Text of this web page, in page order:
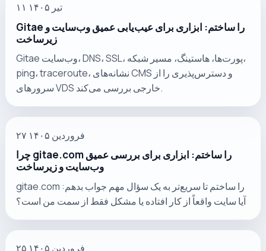
۱۱ تیر ۱۴۰۵
Gitae را ساختم: ابزاری برای عیب‌یابی عمیق وب‌سایت و
زیرساخت
Gitae وب‌سایت، DNS، SSL، پورت‌ها، هاستینگ، مسیر شبکه،
ping، traceroute، نشانه‌های CMS و دسترس‌پذیری را از
سرورهای VDS خارجی بررسی می‌کند.
۲۷ فروردین ۱۴۰۵
چرا gitae.com را ساختم: ابزاری برای بررسی عمیق
وب‌سایت و زیرساخت
gitae.com را ساختم تا سریع‌تر به یک سؤال مهم جواب بدهم:
آیا سایت واقعاً از کار افتاده یا مشکل فقط از سمت من است؟
۲۵ فروردین ۱۴۰۵